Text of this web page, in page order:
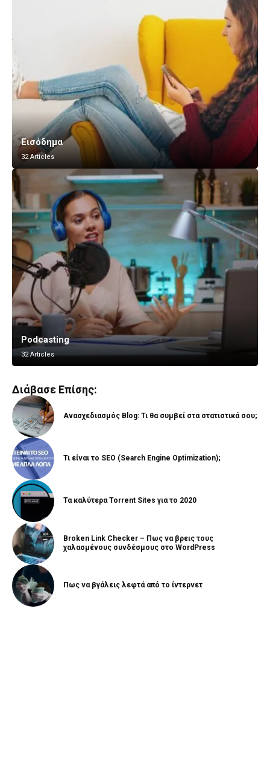
Εισόδημα
32 Articles
Podcasting
32 Articles
Vlogging
8 Articles
Διάβασε Επίσης:
Ανασχεδιασμός Blog: Τι θα συμβεί στα στατιστικά σου;
Τι είναι το SEO (Search Engine Optimization);
Τα καλύτερα Torrent Sites για το 2020
Broken Link Checker – Πως να βρεις τους
χαλασμένους συνδέσμους στο WordPress
Πως να βγάλεις λεφτά από το ίντερνετ